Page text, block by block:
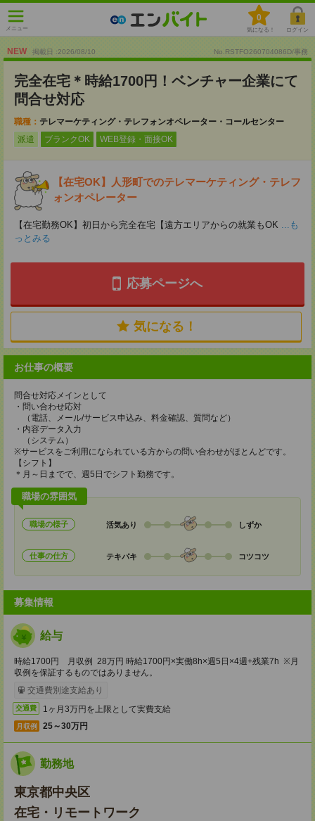
メニュー
0
気になる！ ログイン
NEW 掲載日 :2026/08/10 No.RSTFO260704086D/事務
完全在宅＊時給1700円！ベンチャー企業にて
問合せ対応
職種： テレマーケティング・テレフォンオペレーター・コールセンター
派遣
ブランクOK WEB登録・面接OK
【在宅OK】人形町でのテレマーケティング・テレフ
ォンオペレーター
【在宅勤務OK】初日から完全在宅【遠方エリアからの就業もOK ...も
っとみる
応募ページへ
気になる！
お仕事の概要
問合せ対応メインとして
・問い合わせ応対
（電話、メール/サービス申込み、料金確認、質問など）
・内容データ入力
（システム）
※サービスをご利用になられている方からの問い合わせがほとんどです。
【シフト】
＊月～日までで、週5日でシフト勤務です。
職場の雰囲気
職場の様子 活気あり しずか
仕事の仕方 テキパキ コツコツ
募集情報
給与
時給1700円 月収例 28万円 時給1700円×実働8h×週5日×4週+残業7h ※月
収例を保証するものではありません。
交通費別途支給あり
交通費 1ヶ月3万円を上限として実費支給
月収例 25～30万円
勤務地
東京都中央区
在宅・リモートワーク